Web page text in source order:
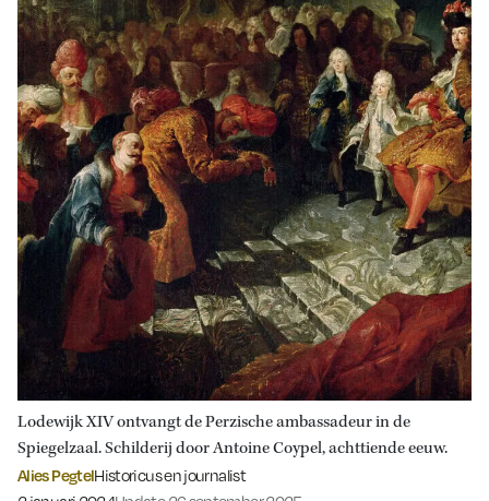
Lodewijk XIV ontvangt de Perzische ambassadeur in de
Spiegelzaal. Schilderij door Antoine Coypel, achttiende eeuw.
Alies PegtelHistoricus en journalist